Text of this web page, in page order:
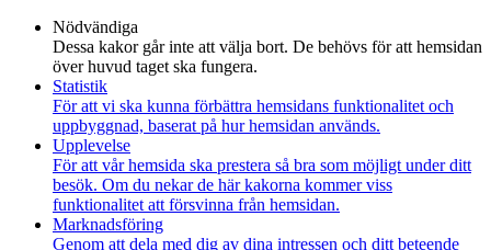
Nödvändiga
Dessa kakor går inte att välja bort. De behövs för att hemsidan
över huvud taget ska fungera.
Statistik
För att vi ska kunna förbättra hemsidans funktionalitet och
uppbyggnad, baserat på hur hemsidan används.
Upplevelse
För att vår hemsida ska prestera så bra som möjligt under ditt
besök. Om du nekar de här kakorna kommer viss
funktionalitet att försvinna från hemsidan.
Marknadsföring
Genom att dela med dig av dina intressen och ditt beteende